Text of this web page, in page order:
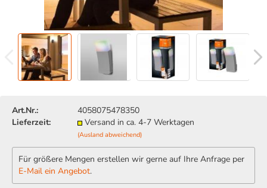
Art.Nr.:
4058075478350
Lieferzeit:
Versand in ca. 4-7 Werktagen
(Ausland abweichend)
Für größere Mengen erstellen wir gerne auf Ihre Anfrage per
E-Mail ein Angebot.